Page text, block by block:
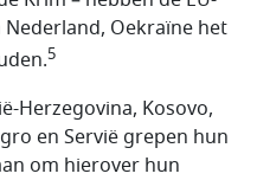
Oekraïne het
5
Herzegovina, Kosovo,
en Servië grepen hun
om hierover hun